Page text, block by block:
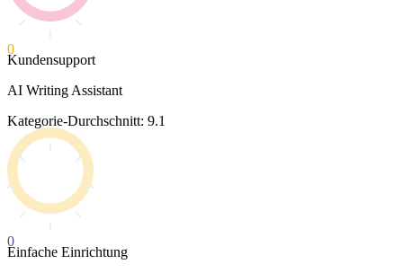
0
Kundensupport
AI Writing Assistant
Kategorie-Durchschnitt: 9.1
0
Einfache Einrichtung